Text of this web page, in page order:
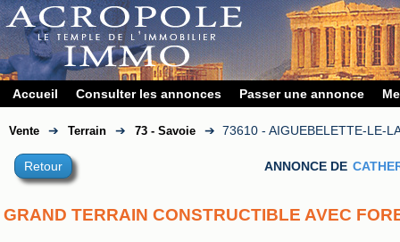
Accueil Consulter les annonces Passer une annonce
Vente ➔ Terrain ➔ 73 - Savoie ➔ 73610 - AIGUEBELETTE-LE-
Retour ANNONCE DE
GRAND TERRAIN CONSTRUCTIBLE AVEC